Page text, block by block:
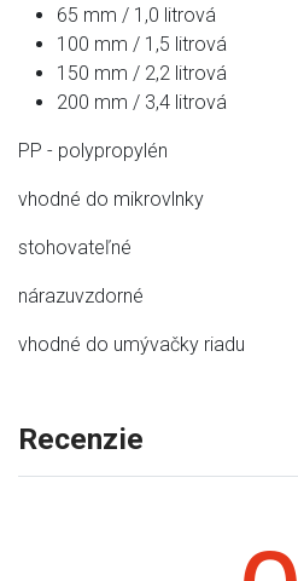
65 mm / 1,0 litrová
100 mm / 1,5 litrová
150 mm / 2,2 litrová
200 mm / 3,4 litrová
PP - polypropylén
vhodné do mikrovlnky
stohovateľné
nárazuvzdorné
vhodné do umývačky riadu
Recenzie